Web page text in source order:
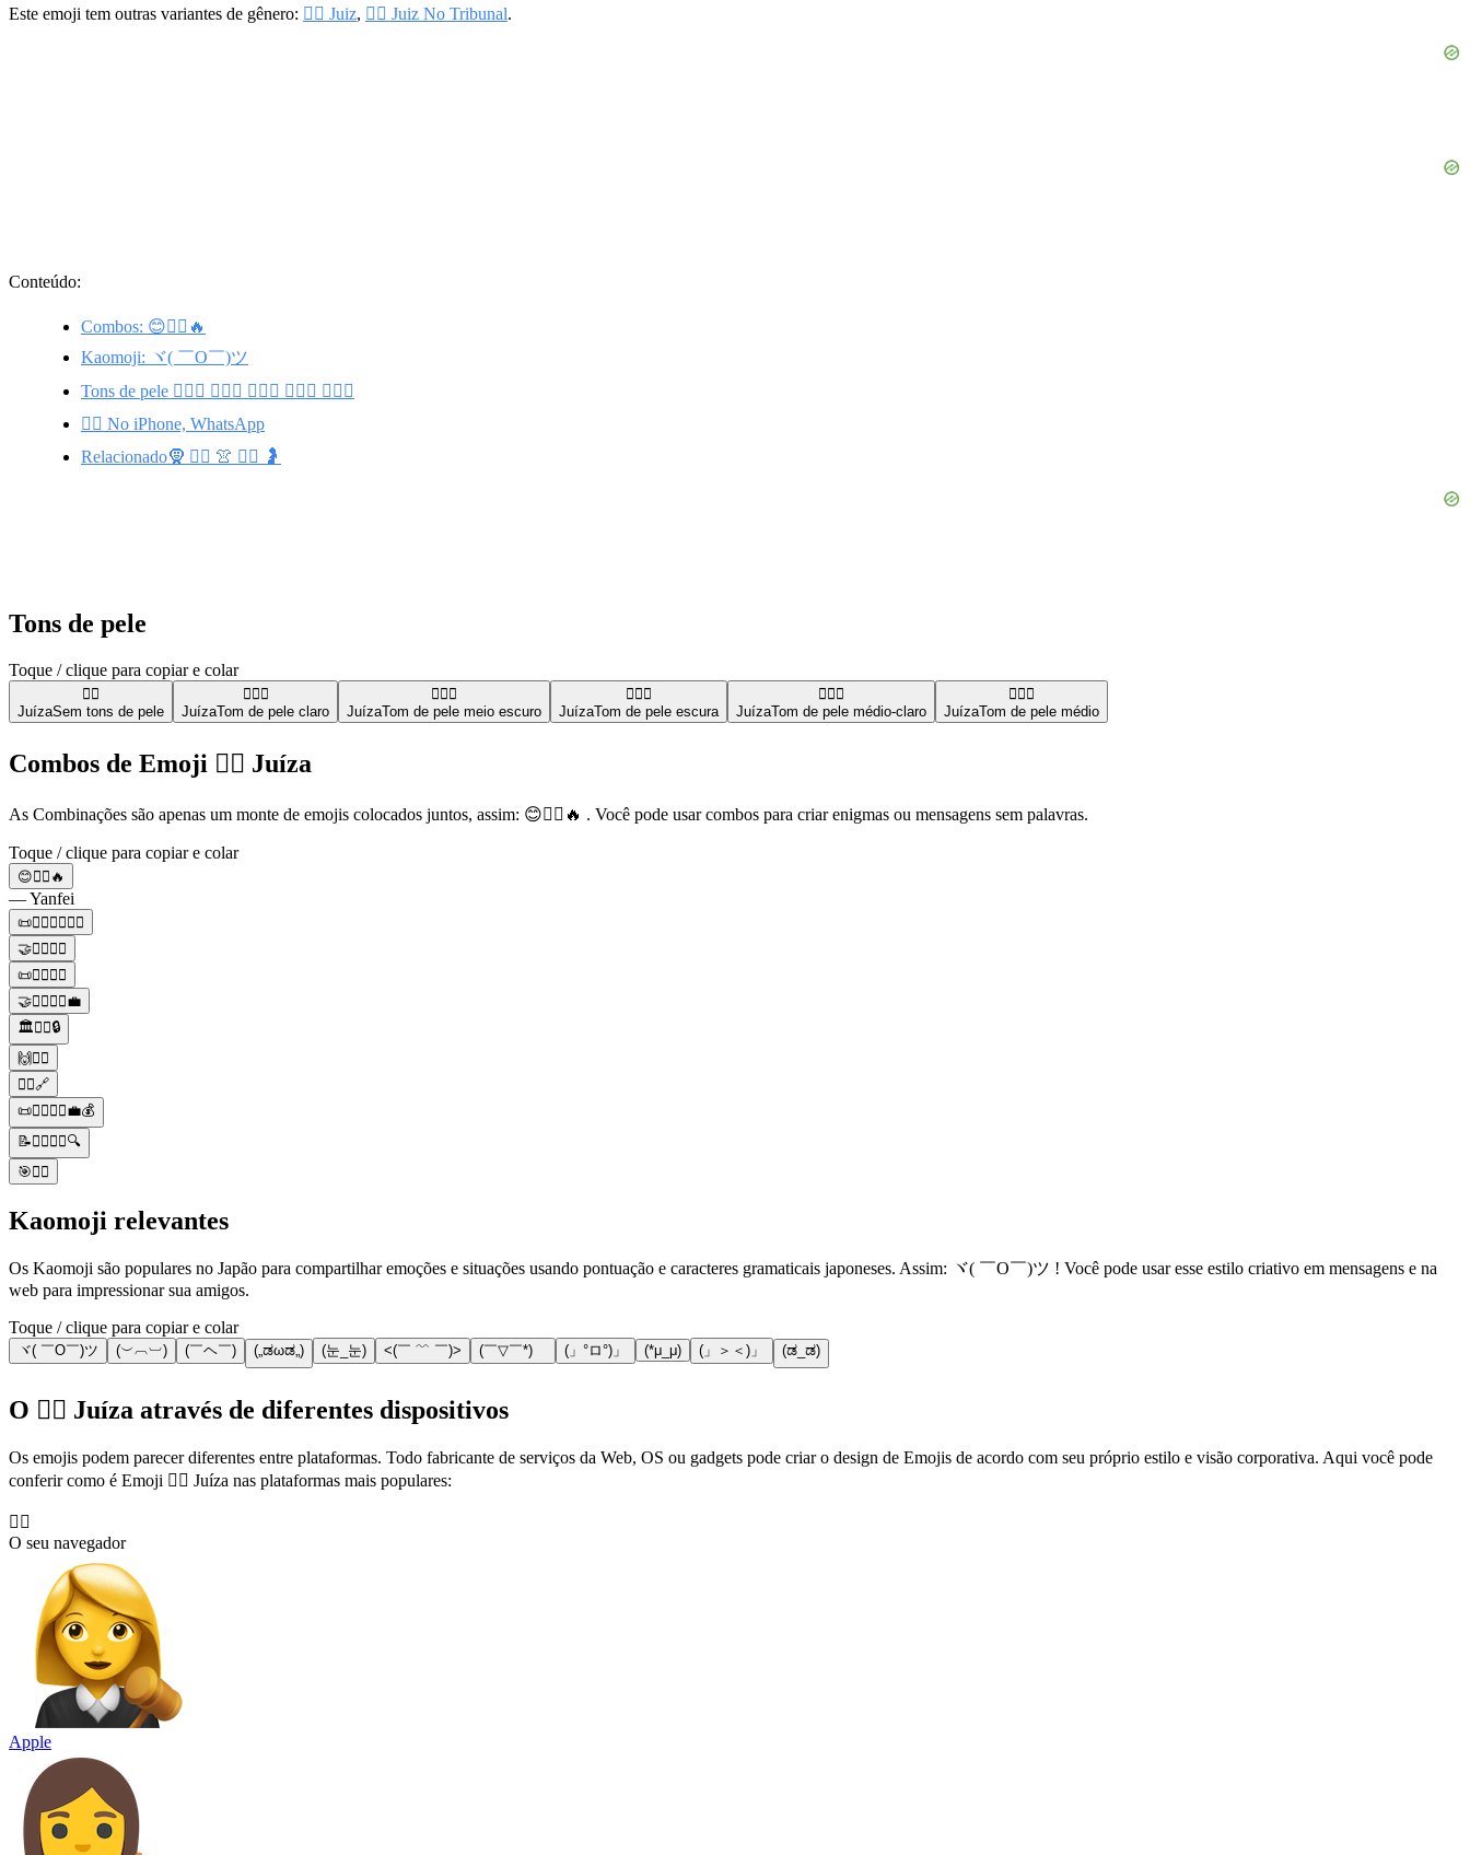
Este emoji tem outras variantes de gênero: 👨‍⚖️ Juiz, 🧑‍⚖️ Juiz No Tribunal.
Conteúdo:
Combos: 😊👩‍⚖️🔥
Kaomoji: ヾ( ￣O￣)ツ
Tons de pele 👩🏻‍⚖️ 👩🏾‍⚖️ 👩🏿‍⚖️ 👩🏼‍⚖️ 👩🏽‍⚖️
👩‍⚖️ No iPhone, WhatsApp
Relacionado🧕 👨‍⚖️ 👚 🧑‍⚖️ 🤰
Tons de pele
Toque / clique para copiar e colar
👩‍⚖️
JuízaSem tons de pele
👩🏻‍⚖️
JuízaTom de pele claro
👩🏾‍⚖️
JuízaTom de pele meio escuro
👩🏿‍⚖️
JuízaTom de pele escura
👩🏼‍⚖️
JuízaTom de pele médio-claro
👩🏽‍⚖️
JuízaTom de pele médio
Combos de Emoji 👩‍⚖️ Juíza
As Combinações são apenas um monte de emojis colocados juntos, assim: 😊👩‍⚖️🔥 . Você pode usar combos para criar enigmas ou mensagens sem palavras.
Toque / clique para copiar e colar
😊👩‍⚖️🔥
— Yanfei
📜👨‍⚖️👩‍⚖️🕵️‍♂️
🤝👨‍⚖️👩‍⚖️
📜👨‍⚖️👩‍⚖️
🤝👨‍⚖️👩‍⚖️💼
🏛️👩‍⚖️🔒
🙌👩‍⚖️
👩‍⚖️🔗
📜👨‍⚖️👩‍⚖️💼💰
📝👨‍⚖️👩‍⚖️🔍
🎯👩‍⚖️
Kaomoji relevantes
Os Kaomoji são populares no Japão para compartilhar emoções e situações usando pontuação e caracteres gramaticais japoneses. Assim: ヾ( ￣O￣)ツ ! Você pode usar esse estilo criativo em mensagens e na
web para impressionar sua amigos.
Toque / clique para copiar e colar
ヾ( ￣O￣)ツ (︶︹︺) (￣ヘ￣) („ಡωಡ„) (눈_눈) <(￣ ﹌ ￣)> (￣▽￣*)ゞ (」°ロ°)」 (*μ_μ) (」＞＜)」 (ಡ_ಡ)
O 👩‍⚖️ Juíza através de diferentes dispositivos
Os emojis podem parecer diferentes entre plataformas. Todo fabricante de serviços da Web, OS ou gadgets pode criar o design de Emojis de acordo com seu próprio estilo e visão corporativa. Aqui você pode
conferir como é Emoji 👩‍⚖️ Juíza nas plataformas mais populares:
👩‍⚖️
O seu navegador
Apple